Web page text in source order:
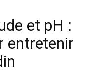
et pH :
entretenir